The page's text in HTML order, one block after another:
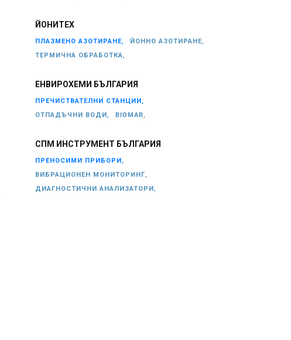
ЙОНИТЕХ
ПЛАЗМЕНО АЗОТИРАНЕ,
ЙОННО АЗОТИРАНЕ,
ТЕРМИЧНА ОБРАБОТКА,
ЕНВИРОХЕМИ БЪЛГАРИЯ
ПРЕЧИСТВАТЕЛНИ СТАНЦИИ,
ОТПАДЪЧНИ ВОДИ,
BIOMAR,
СПМ ИНСТРУМЕНТ БЪЛГАРИЯ
ПРЕНОСИМИ ПРИБОРИ,
ВИБРАЦИОНЕН МОНИТОРИНГ,
ДИАГНОСТИЧНИ АНАЛИЗАТОРИ,